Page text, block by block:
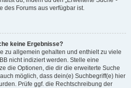
des Forums aus verfügbar ist.
keine Ergebnisse?
zu allgemein gehalten und enthielt zu viele
nicht indiziert werden. Stelle eine
die Optionen, die dir die erweiterte Suche
möglich, dass dein(e) Suchbegriff(e) hier
Prüfe ggf. die Rechtschreibung der